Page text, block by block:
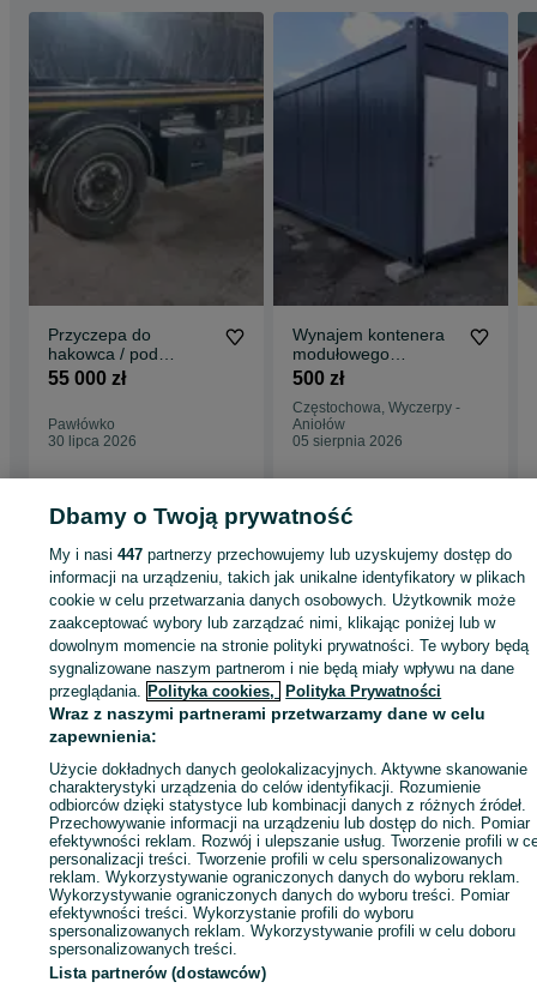
Przyczepa do
hakowca / pod
kontener. Wielton PS-
55 000 zł
Pawłówko
30 lipca 2026
Wynajem kontenera
modułowego
budowlany, socjalny,
500 zł
Częstochowa, Wyczerpy -
Aniołów
05 sierpnia 2026
Strona główna Wypożyczalnia Pozostałe Wypożyczalnia
Pozostałe
Wypożyczalnia - Dolnośląskie
Pozostałe Wypożyczalnia - Wrocław
Wypożyczalnia - Psie Pole
KATEGORIA
ID:900501723 Wyświetlenia:
Zadzwoń / SMS Wyślij wiadomość
Dbamy o Twoją prywatność
My i nasi447 partnerzy przechowujemy lub uzyskujemy dostęp do
informacji na urządzeniu, takich jak unikalne identyfikatory w plikach
cookie w celu przetwarzania danych osobowych. Użytkownik może
zaakceptować wybory lub zarządzać nimi, klikając poniżej lub w
dowolnym momencie na stronie polityki prywatności. Te wybory będą
sygnalizowane naszym partnerom i nie będą miały wpływu na dane
przeglądania. Polityka cookies, Polityka Prywatności
Wraz z naszymi partnerami przetwarzamy dane w celu
zapewnienia:
Użycie dokładnych danych geolokalizacyjnych. Aktywne skanowanie
charakterystyki urządzenia do celów identyfikacji. Rozumienie
odbiorców dzięki statystyce lub kombinacji danych z różnych źródeł.
Przechowywanie informacji na urządzeniu lub dostęp do nich. Pomiar
efektywności reklam. Rozwój i ulepszanie usług. Tworzenie profili w
personalizacji treści. Tworzenie profili w celu spersonalizowanych
reklam. Wykorzystywanie ograniczonych danych do wyboru reklam.
Wykorzystywanie ograniczonych danych do wyboru treści. Pomiar
efektywności treści. Wykorzystanie profili do wyboru
spersonalizowanych reklam. Wykorzystywanie profili w celu doboru
spersonalizowanych treści.
Lista partnerów (dostawców)